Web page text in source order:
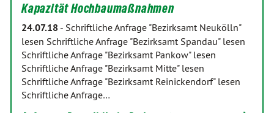
Kapazität Hochbaumaßnahmen
24.07.18 - Schriftliche Anfrage "Bezirksamt Neukölln"
lesen Schriftliche Anfrage "Bezirksamt Spandau" lesen
Schriftliche Anfrage "Bezirksamt Pankow" lesen
Schriftliche Anfrage "Bezirksamt Mitte" lesen
Schriftliche Anfrage "Bezirksamt Reinickendorf" lesen
Schriftliche Anfrage…